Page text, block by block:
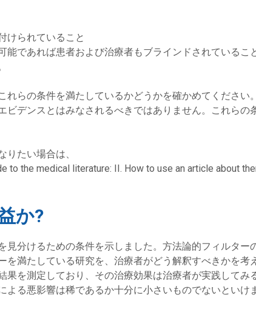
けられていること
能であれば患者および治療者もブラインドされているこ
れらの条件を満たしているかどうかを確かめてくださ
ビデンスとはみなされるべきではありません。これら
たい場合は、
to the medical literature: II. How to use an article about
か?
見分けるための条件を示しました。方法論的フィルタ
を満たしている研究を、治療者がどう解釈すべきかを
を測定しており、その治療効果は治療者が実践してみ
よる悪影響は稀であるか十分に小さいものでないとい